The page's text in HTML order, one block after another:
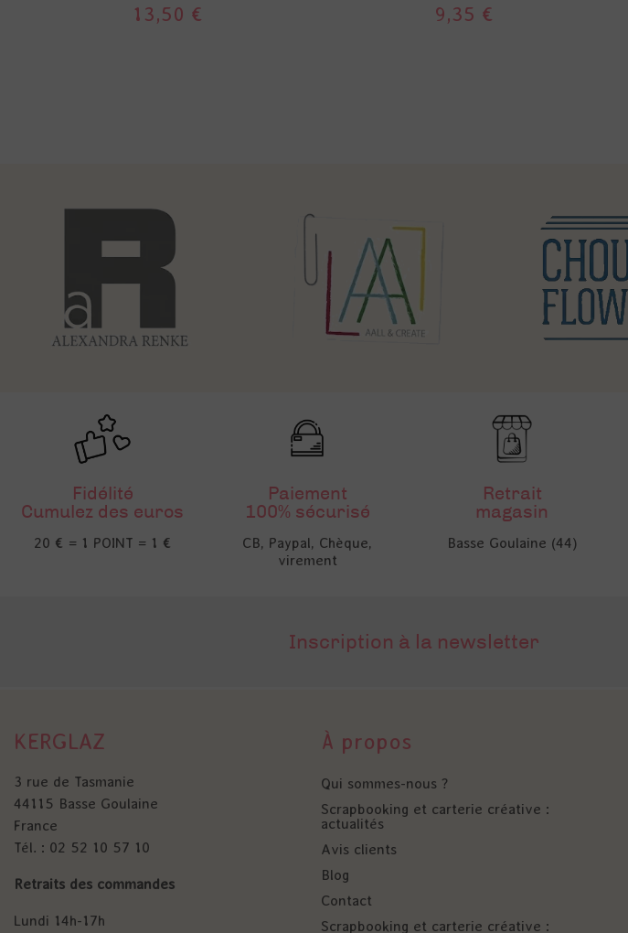
13,50 € 9,35 €
Fidélité
Cumulez des euros
20 € = 1 POINT = 1 €
Paiement
100% sécurisé
CB, Paypal, Chèque,
virement
Retrait
magasin
Basse Goulaine (44)
Inscription à la newsletter
KERGLAZ
3 rue de Tasmanie
44115 Basse Goulaine
France
Tél. : 02 52 10 57 10
Retraits des commandes
Lundi 14h-17h
À propos
Qui sommes-nous ?
Scrapbooking et carterie créative :
actualités
Avis clients
Blog
Contact
Scrapbooking et carterie créative :